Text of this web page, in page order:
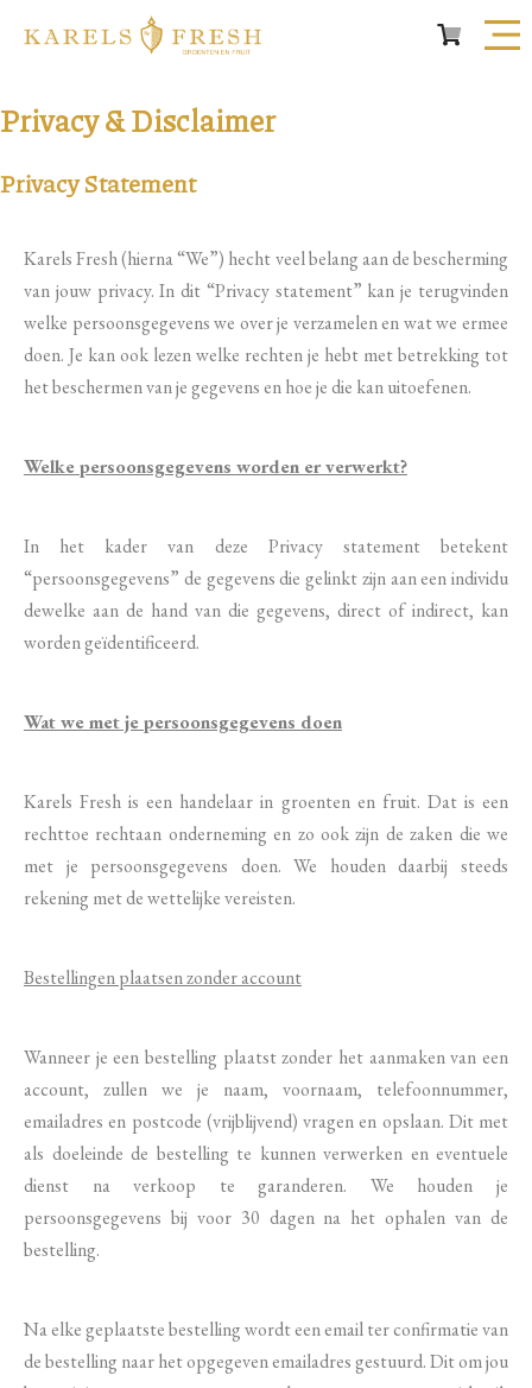
Privacy & Disclaimer
Privacy Statement
Karels Fresh (hierna “We”) hecht veel belang aan de bescherming
van jouw privacy. In dit “Privacy statement” kan je terugvinden
welke persoonsgegevens we over je verzamelen en wat we ermee
doen. Je kan ook lezen welke rechten je hebt met betrekking tot
het beschermen van je gegevens en hoe je die kan uitoefenen.
Welke persoonsgegevens worden er verwerkt?
In het kader van deze Privacy statement betekent
“persoonsgegevens” de gegevens die gelinkt zijn aan een individu
dewelke aan de hand van die gegevens, direct of indirect, kan
worden geïdentificeerd.
Wat we met je persoonsgegevens doen
Karels Fresh is een handelaar in groenten en fruit. Dat is een
rechttoe rechtaan onderneming en zo ook zijn de zaken die we
met je persoonsgegevens doen. We houden daarbij steeds
rekening met de wettelijke vereisten.
Bestellingen plaatsen zonder account
Wanneer je een bestelling plaatst zonder het aanmaken van een
account, zullen we je naam, voornaam, telefoonnummer,
emailadres en postcode (vrijblijvend) vragen en opslaan. Dit met
als doeleinde de bestelling te kunnen verwerken en eventuele
dienst na verkoop te garanderen. We houden je
persoonsgegevens bij voor 30 dagen na het ophalen van de
bestelling.
Na elke geplaatste bestelling wordt een email ter confirmatie van
de bestelling naar het opgegeven emailadres gestuurd. Dit om jou